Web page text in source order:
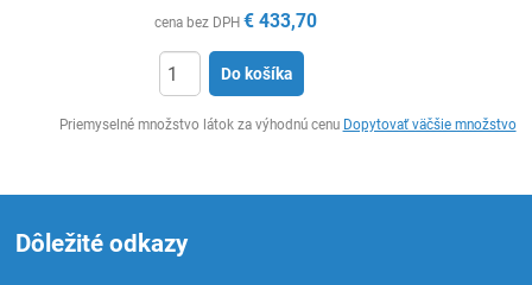
cena bez DPH € 433,70
Do košíka
Priemyselné množstvo látok za výhodnú cenu Dopytovať väčšie množstvo
Dôležité odkazy